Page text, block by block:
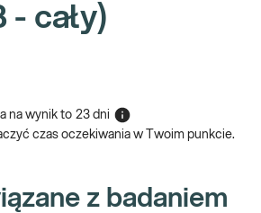
- cały)
na wynik to 23 dni
czas oczekiwania w Twoim punkcie.
z badaniem